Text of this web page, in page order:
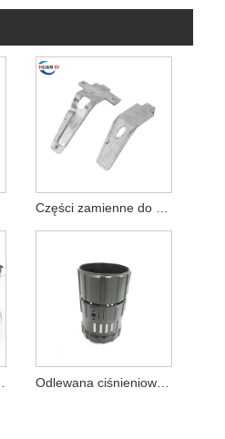
Części zamienne do odlewów ciśnieniowych ze stopu cynku
Odlewana ciśnieniowo aluminiowa obudowa kamery